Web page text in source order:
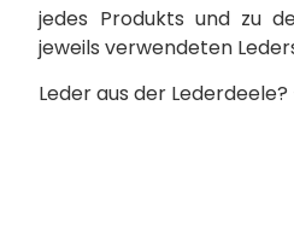
jedes Produkts und zu
jeweils verwendeten
Leder aus der